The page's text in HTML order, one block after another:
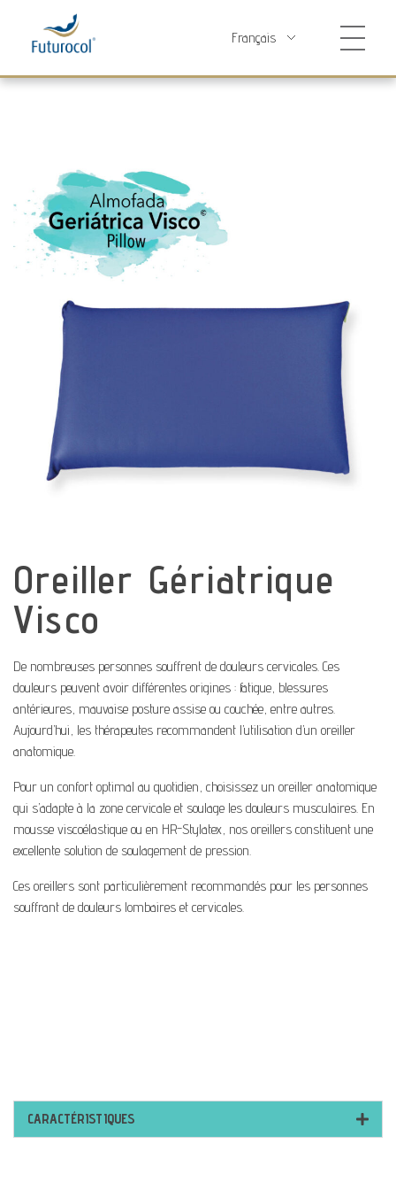
Oreiller Gériatrique
Visco
De nombreuses personnes souffrent de douleurs cervicales. Ces
douleurs peuvent avoir différentes origines : fatigue, blessures
antérieures, mauvaise posture assise ou couchée, entre autres.
Aujourd’hui, les thérapeutes recommandent l’utilisation d’un oreiller
anatomique.
Pour un confort optimal au quotidien, choisissez un oreiller anatomique
qui s’adapte à la zone cervicale et soulage les douleurs musculaires. En
mousse viscoélastique ou en HR-Stylatex, nos oreillers constituent une
excellente solution de soulagement de pression.
Ces oreillers sont particulièrement recommandés pour les personnes
souffrant de douleurs lombaires et cervicales.
CARACTÉRISTIQUES